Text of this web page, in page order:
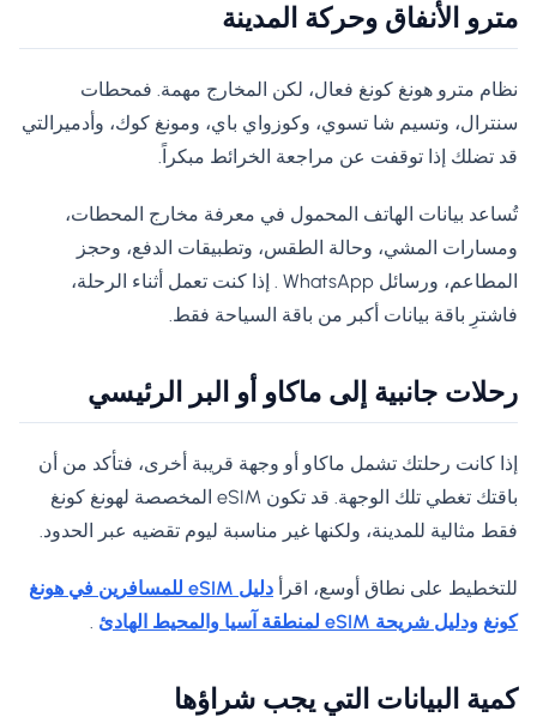
مترو الأنفاق وحركة المدينة
نظام مترو هونغ كونغ فعال، لكن المخارج مهمة. فمحطات
سنترال، وتسيم شا تسوي، وكوزواي باي، ومونغ كوك، وأدميرالتي
قد تضلك إذا توقفت عن مراجعة الخرائط مبكراً.
تُساعد بيانات الهاتف المحمول في معرفة مخارج المحطات،
ومسارات المشي، وحالة الطقس، وتطبيقات الدفع، وحجز
المطاعم، ورسائل WhatsApp . إذا كنت تعمل أثناء الرحلة،
فاشترِ باقة بيانات أكبر من باقة السياحة فقط.
رحلات جانبية إلى ماكاو أو البر الرئيسي
إذا كانت رحلتك تشمل ماكاو أو وجهة قريبة أخرى، فتأكد من أن
باقتك تغطي تلك الوجهة. قد تكون eSIM المخصصة لهونغ كونغ
فقط مثالية للمدينة، ولكنها غير مناسبة ليوم تقضيه عبر الحدود.
للتخطيط على نطاق أوسع، اقرأ
دليل eSIM للمسافرين في هونغ
كونغ ودليل شريحة eSIM لمنطقة آسيا والمحيط الهادئ
كمية البيانات التي يجب شراؤها